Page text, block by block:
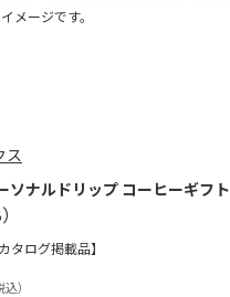
メージです。
ス
ソナルドリップ コーヒーギフト
タログ掲載品】
込）